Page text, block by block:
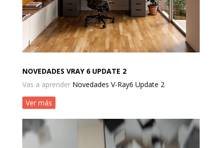
NOVEDADES VRAY 6 UPDATE 2
Vas a aprender Novedades V-Ray6 Update 2
Ver más